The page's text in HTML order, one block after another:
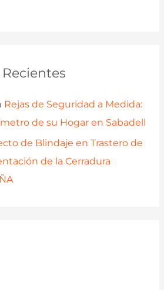
Rejas de Seguridad a Medida:
de su Hogar en Sabadell
de Blindaje en Trastero de
de la Cerradura